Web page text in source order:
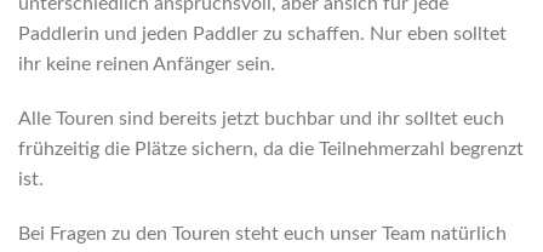
Paddlerin und jeden Paddler zu schaffen. Nur eben solltet
ihr keine reinen Anfänger sein.
Alle Touren sind bereits jetzt buchbar und ihr solltet euch
frühzeitig die Plätze sichern, da die Teilnehmerzahl begrenzt
ist.
Bei Fragen zu den Touren steht euch unser Team natürlich